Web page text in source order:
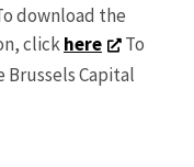
download the
clickhere
To
Capital